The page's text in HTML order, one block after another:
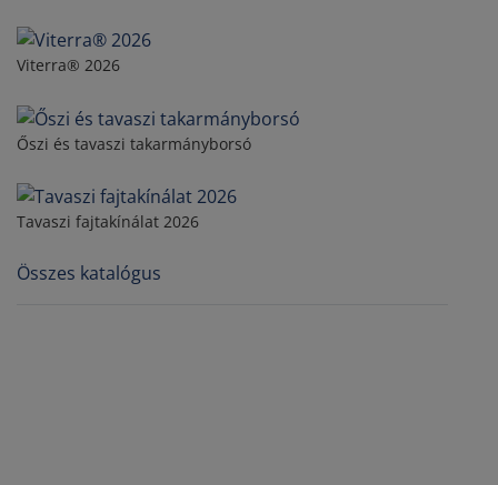
Viterra® 2026
Őszi és tavaszi takarmányborsó
Tavaszi fajtakínálat 2026
Összes katalógus